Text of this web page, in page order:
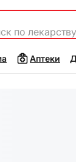
по
Аптеки